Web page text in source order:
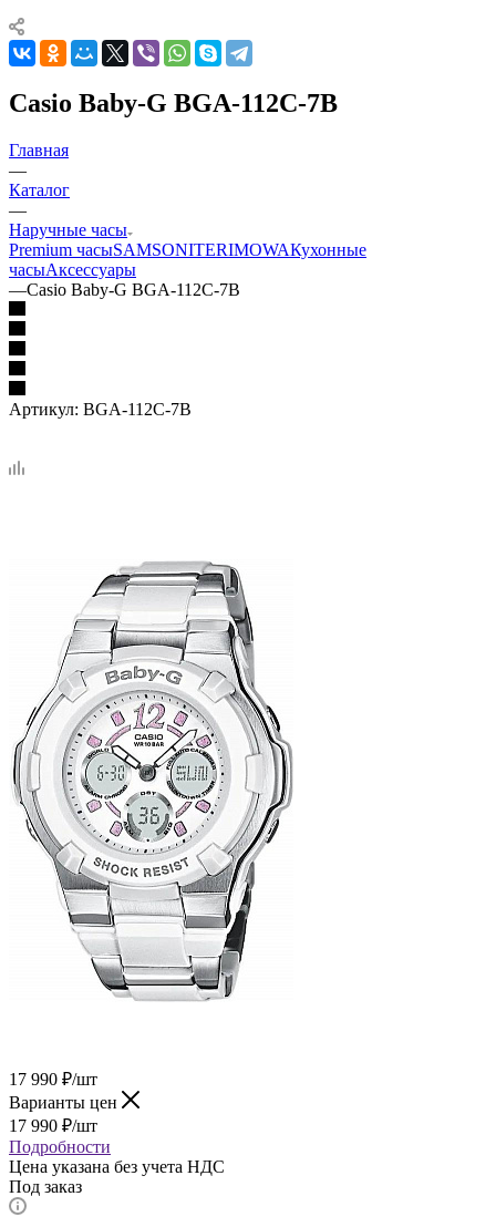
Casio Baby-G BGA-112C-7B
Главная
—
Каталог
—
Наручные часы
Premium часыSAMSONITERIMOWAКухонные
часыАксессуары
—Casio Baby-G BGA-112C-7B
Артикул: BGA-112C-7B
17 990 ₽/шт
Варианты цен
17 990 ₽/шт
Подробности
Цена указана без учета НДС
Под заказ